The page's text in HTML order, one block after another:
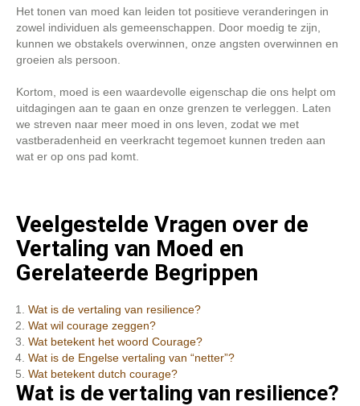
Het tonen van moed kan leiden tot positieve veranderingen in
zowel individuen als gemeenschappen. Door moedig te zijn,
kunnen we obstakels overwinnen, onze angsten overwinnen en
groeien als persoon.
Kortom, moed is een waardevolle eigenschap die ons helpt om
uitdagingen aan te gaan en onze grenzen te verleggen. Laten
we streven naar meer moed in ons leven, zodat we met
vastberadenheid en veerkracht tegemoet kunnen treden aan
wat er op ons pad komt.
Veelgestelde Vragen over de
Vertaling van Moed en
Gerelateerde Begrippen
Wat is de vertaling van resilience?
Wat wil courage zeggen?
Wat betekent het woord Courage?
Wat is de Engelse vertaling van “netter”?
Wat betekent dutch courage?
Wat is de vertaling van resilience?